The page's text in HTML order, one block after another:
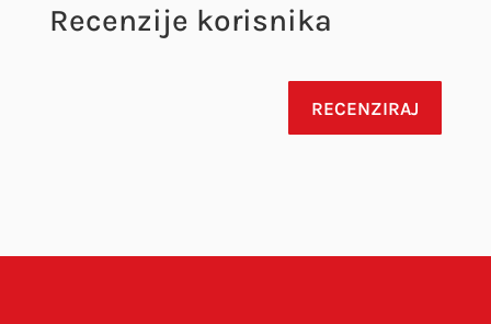
Recenzije korisnika
RECENZIRAJ